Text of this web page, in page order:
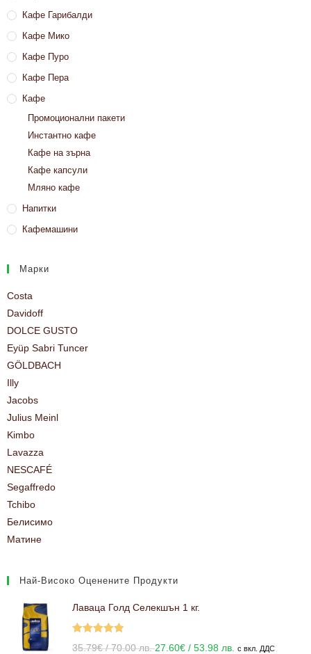
Кафе Гарибалди
Кафе Мико
Кафе Пуро
Кафе Пера
Кафе
Промоционални пакети
Инстантно кафе
Кафе на зърна
Кафе капсули
Мляно кафе
Напитки
Кафемашини
Марки
Costa
Davidoff
DOLCE GUSTO
Eyüp Sabri Tuncer
GÖLDBACH
Illy
Jacobs
Julius Meinl
Kimbo
Lavazza
NESCAFÉ
Segaffredo
Tchibo
Белисимо
Матине
Най-Високо Оценените Продукти
Лаваца Голд Селекшън 1 кг.
Оценено с
35.79€/ 70.00 лв.27.60€ / 53.98 лв. с вкл. ДДС